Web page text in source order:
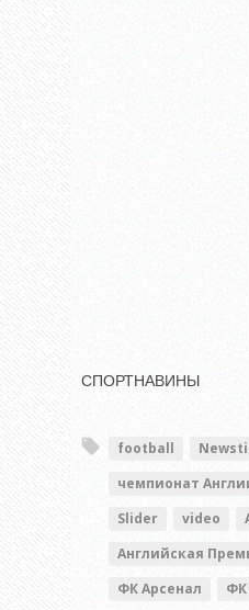
СПОРТНАВИНЫ
football
чемпионат
Slider
video
Английская
ФК Арсенал
ФК